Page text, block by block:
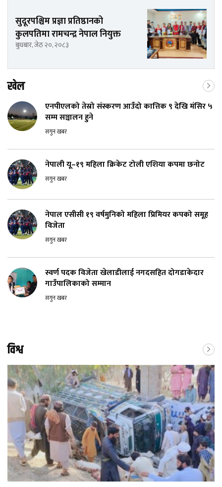
सुदूरपश्चिम प्रज्ञा प्रतिष्ठानको
कुलपतिमा रामचन्द्र नेपाल नियुक्त
बुधबार, जेठ २०, २०८३
खेल
एनपीएलको तेस्रो संस्करण आउँदो कात्तिक ९ देखि मंसिर ५
सम्म सञ्चालन हुने
सगुन खबर
नेपाली यू–१९ महिला क्रिकेट टोली एशिया कपमा छनोट
सगुन खबर
नेपाल एसीसी १९ वर्षमुनिको महिला प्रिमियर कपको समूह
विजेता
सगुन खबर
स्वर्ण पदक विजेता खेलाडीलाई नगदसहित दोगडाकेदार
गाउँपालिकाको सम्मान
सगुन खबर
विश्व